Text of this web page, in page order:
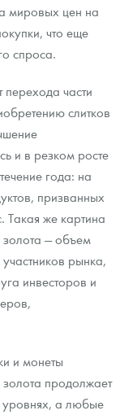
мировых цен на
что еще
спроса.
перехода части
слитков
и в резком росте
года: на
призванных
же картина
— объем
рынка,
инвесторов и
и монеты
золота продолжает
уровнях, а любые